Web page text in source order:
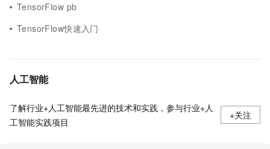
TensorFlow pb
TensorFlow快速入门
人工智能
了解行业+人工智能最先进的技术和实践，参与行业+人
工智能实践项目
+关注